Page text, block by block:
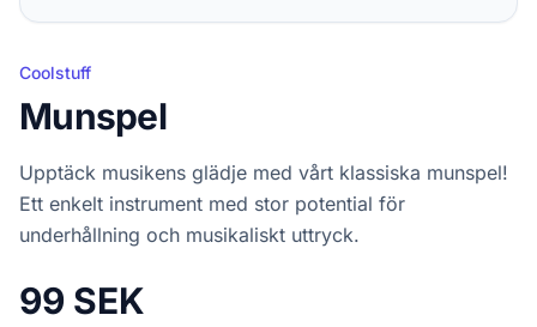
Coolstuff
Munspel
Upptäck musikens glädje med vårt klassiska munspel!
Ett enkelt instrument med stor potential för
underhållning och musikaliskt uttryck.
99 SEK